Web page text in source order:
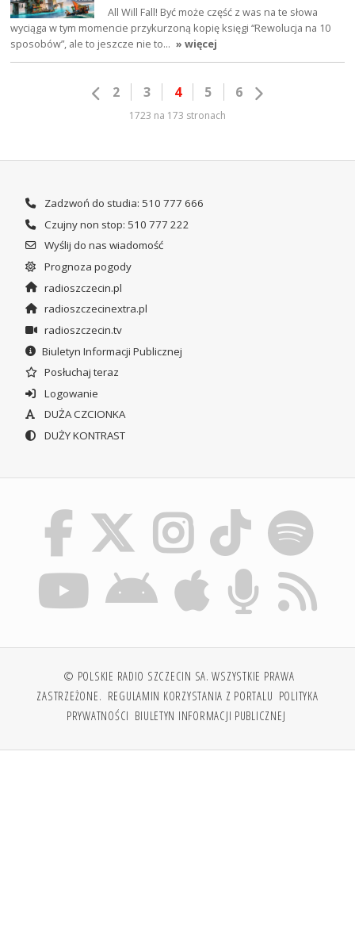
All Will Fall! Być może część z was na te słowa
wyciąga w tym momencie przykurzoną kopię księgi “Rewolucja na 10
sposobów”, ale to jeszcze nie to… » więcej
2 3 4 5 6
1723 na 173 stronach
Zadzwoń do studia: 510 777 666
Czujny non stop: 510 777 222
Wyślij do nas wiadomość
Prognoza pogody
radioszczecin.pl
radioszczecinextra.pl
radioszczecin.tv
Biuletyn Informacji Publicznej
Posłuchaj teraz
Logowanie
DUŻA CZCIONKA
DUŻY KONTRAST
© POLSKIE RADIO SZCZECIN SA. WSZYSTKIE PRAWA
ZASTRZEŻONE. REGULAMIN KORZYSTANIA Z PORTALU POLITYKA
PRYWATNOŚCI BIULETYN INFORMACJI PUBLICZNEJ